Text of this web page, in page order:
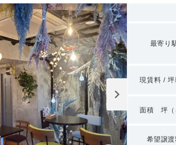
最寄り
現賃料 / 坪
面積 坪（
希望譲